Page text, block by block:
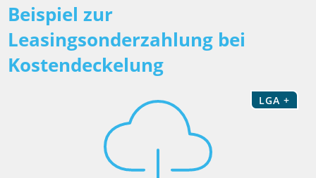
Beispiel zur
Leasingsonderzahlung bei
Kostendeckelung
LGA +